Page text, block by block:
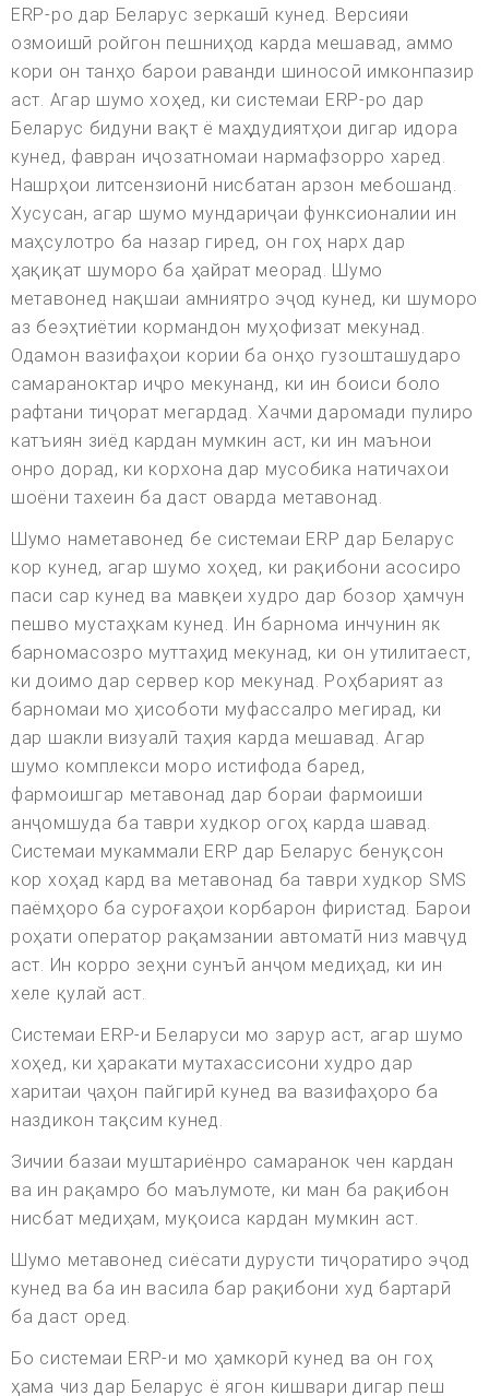
ERP-ро дар Беларус зеркашӣ кунед. Версияи
озмоишӣ ройгон пешниҳод карда мешавад, аммо
кори он танҳо барои раванди шиносоӣ имконпазир
аст. Агар шумо хоҳед, ки системаи ERP-ро дар
Беларус бидуни вақт ё маҳдудиятҳои дигар идора
кунед, фавран иҷозатномаи нармафзорро харед.
Нашрҳои литсензионӣ нисбатан арзон мебошанд.
Хусусан, агар шумо мундариҷаи функсионалии ин
маҳсулотро ба назар гиред, он гоҳ нарх дар
ҳақиқат шуморо ба ҳайрат меорад. Шумо
метавонед нақшаи амниятро эҷод кунед, ки шуморо
аз беэҳтиётии кормандон муҳофизат мекунад.
Одамон вазифаҳои кории ба онҳо гузошташударо
самараноктар иҷро мекунанд, ки ин боиси боло
рафтани тиҷорат мегардад. Хачми даромади пулиро
катъиян зиёд кардан мумкин аст, ки ин маънои
онро дорад, ки корхона дар мусобика натичахои
шоёни тахеин ба даст оварда метавонад.
Шумо наметавонед бе системаи ERP дар Беларус
кор кунед, агар шумо хоҳед, ки рақибони асосиро
паси сар кунед ва мавқеи худро дар бозор ҳамчун
пешво мустаҳкам кунед. Ин барнома инчунин як
барномасозро муттаҳид мекунад, ки он утилитаест,
ки доимо дар сервер кор мекунад. Роҳбарият аз
барномаи мо ҳисоботи муфассалро мегирад, ки
дар шакли визуалӣ таҳия карда мешавад. Агар
шумо комплекси моро истифода баред,
фармоишгар метавонад дар бораи фармоиши
анҷомшуда ба таври худкор огоҳ карда шавад.
Системаи мукаммали ERP дар Беларус бенуқсон
кор хоҳад кард ва метавонад ба таври худкор SMS
паёмҳоро ба суроғаҳои корбарон фиристад. Барои
роҳати оператор рақамзании автоматӣ низ мавҷуд
аст. Ин корро зеҳни сунъӣ анҷом медиҳад, ки ин
хеле қулай аст.
Системаи ERP-и Беларуси мо зарур аст, агар шумо
хоҳед, ки ҳаракати мутахассисони худро дар
харитаи ҷаҳон пайгирӣ кунед ва вазифаҳоро ба
наздикон тақсим кунед.
Зичии базаи муштариёнро самаранок чен кардан
ва ин рақамро бо маълумоте, ки ман ба рақибон
нисбат медиҳам, муқоиса кардан мумкин аст.
Шумо метавонед сиёсати дурусти тиҷоратиро эҷод
кунед ва ба ин васила бар рақибони худ бартарӣ
ба даст оред.
Бо системаи ERP-и мо ҳамкорӣ кунед ва он гоҳ
ҳама чиз дар Беларус ё ягон кишвари дигар пеш